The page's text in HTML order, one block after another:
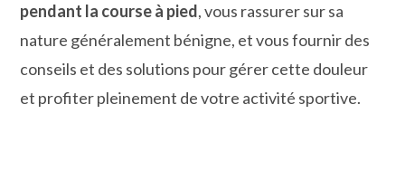
pendant la course à pied, vous rassurer sur sa
nature généralement bénigne, et vous fournir des
conseils et des solutions pour gérer cette douleur
et profiter pleinement de votre activité sportive.